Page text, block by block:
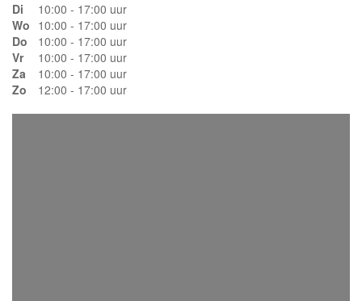
Di
10:00 - 17:00 uur
Wo 10:00 - 17:00 uur
Do
10:00 - 17:00 uur
Vr
10:00 - 17:00 uur
Za
10:00 - 17:00 uur
Zo
12:00 - 17:00 uur